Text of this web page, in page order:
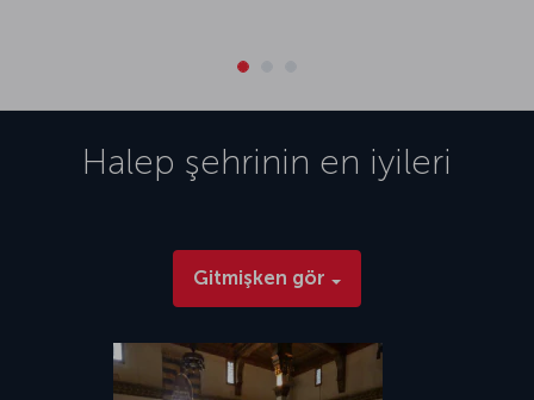
Halep şehrinin en iyileri
Gitmişken gör